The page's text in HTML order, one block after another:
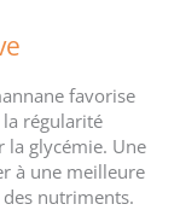
favorise
régularité
la glycémie. Une
à une meilleure
nutriments.